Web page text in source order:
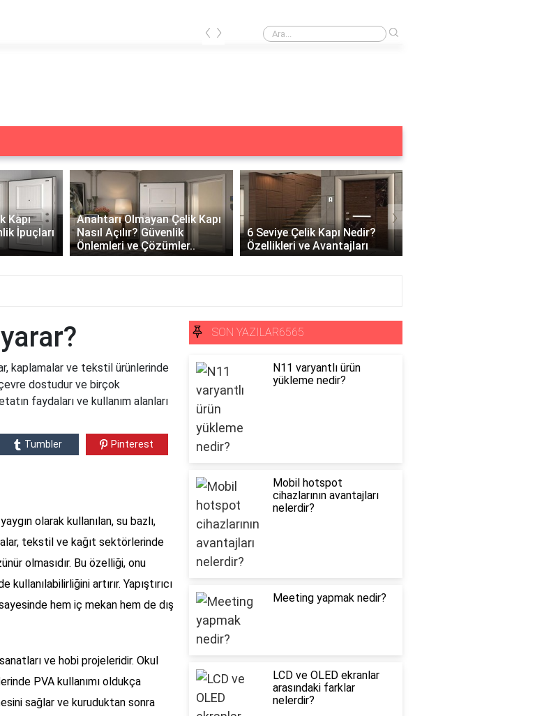
Merkezi kilit acilmiyor ne yapmalıyım?
‹ ›
Kapı
İpuçları
Anahtarı Olmayan Çelik Kapı
Nasıl Açılır? Güvenlik
Önlemleri ve Çözümler..
6 Seviye Çelik Kapı Nedir?
Özellikleri ve Avantajları
›
kaplamalar ve tekstil ürünlerinde
çevre dostudur ve birçok
faydaları ve kullanım alanları
Tumbler Pinterest
olarak kullanılan, su bazlı,
tekstil ve kağıt sektörlerinde
olmasıdır. Bu özelliği, onu
artırır. Yapıştırıcı
hem iç mekan hem de dış
ve hobi projeleridir. Okul
PVA kullanımı oldukça
sağlar ve kuruduktan sonra
SON YAZILAR6565
N11 varyantlı ürün
yükleme nedir?
Mobil hotspot
cihazlarının avantajları
nelerdir?
Meeting yapmak nedir?
LCD ve OLED ekranlar
arasındaki farklar
nelerdir?